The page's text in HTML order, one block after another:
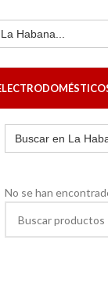
No se han